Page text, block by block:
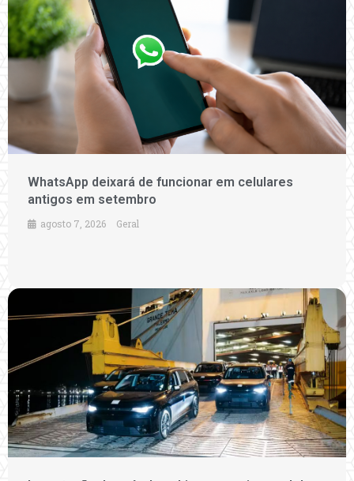
WhatsApp deixará de funcionar em celulares
antigos em setembro
agosto 7, 2026 Geral